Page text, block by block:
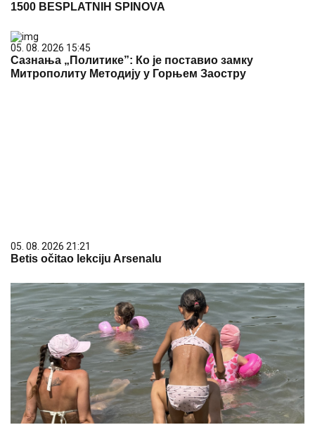
1500 BESPLATNIH SPINOVA
05. 08. 2026 15:45
Сазнања „Политике”: Ко је поставио замку
Митрополиту Методију у Горњем Заостру
05. 08. 2026 21:21
Betis očitao lekciju Arsenalu